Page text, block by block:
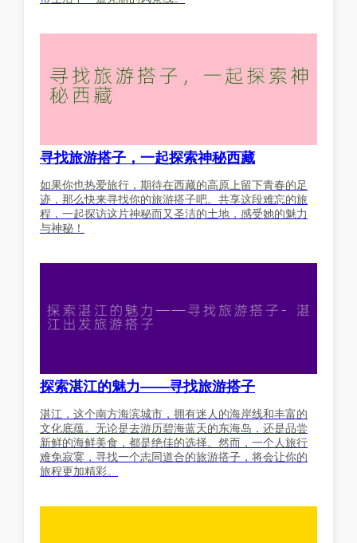
寻找旅游搭子，一起探索神秘西藏
如果你也热爱旅行，期待在西藏的高原上留下青春的足
迹，那么快来寻找你的旅游搭子吧。共享这段难忘的旅
程，一起探访这片神秘而又圣洁的土地，感受她的魅力
与神秘！
探索湛江的魅力——寻找旅游搭子
湛江，这个南方海滨城市，拥有迷人的海岸线和丰富的
文化底蕴。无论是去游历碧海蓝天的东海岛，还是品尝
新鲜的海鲜美食，都是绝佳的选择。然而，一个人旅行
难免寂寞，寻找一个志同道合的旅游搭子，将会让你的
旅程更加精彩。